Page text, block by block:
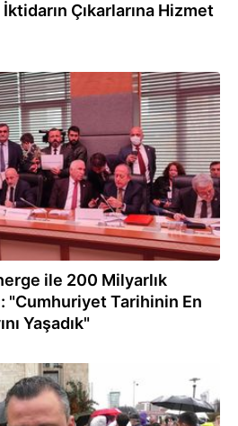
Çıkarlarına Hizmet
ile 200 Milyarlık
"Cumhuriyet Tarihinin En
Yaşadık"